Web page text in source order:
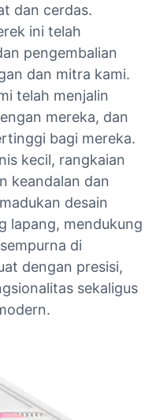
dan cerdas.
ini telah
pengembalian
dan mitra kami.
telah menjalin
mereka, dan
bagi mereka.
kecil, rangkaian
keandalan dan
desain
lapang, mendukung
di
dengan presisi,
sekaligus